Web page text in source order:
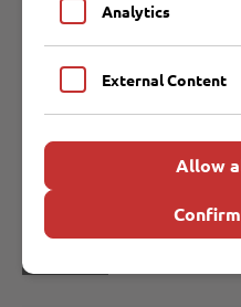
Wertstoffhöfe der
Februar 2026
Aufgrund
(Raabrede) am Mittwoch, 11.
Analytics
External Content
Allow